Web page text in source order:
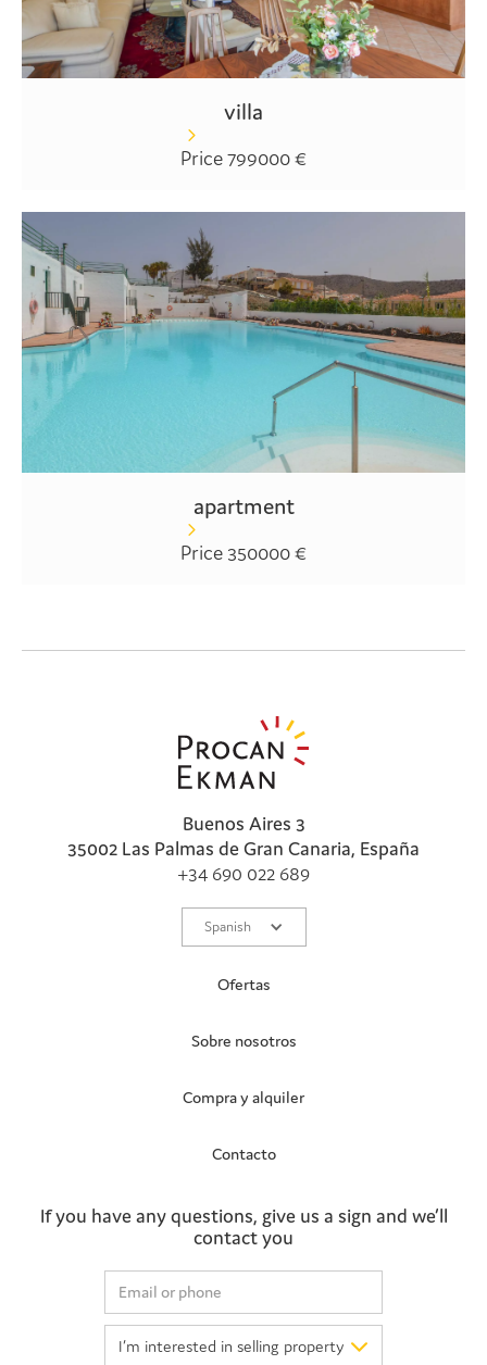
villa
Price 799000 €
apartment
Price 350000 €
Buenos Aires 3
35002 Las Palmas de Gran Canaria, España
+34 690 022 689
Spanish
Ofertas
Sobre nosotros
Compra y alquiler
Contacto
If you have any questions, give us a sign and we’ll
contact you